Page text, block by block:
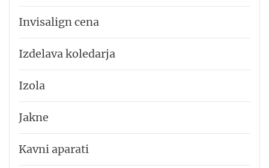
Invisalign cena
Izdelava koledarja
Izola
Jakne
Kavni aparati